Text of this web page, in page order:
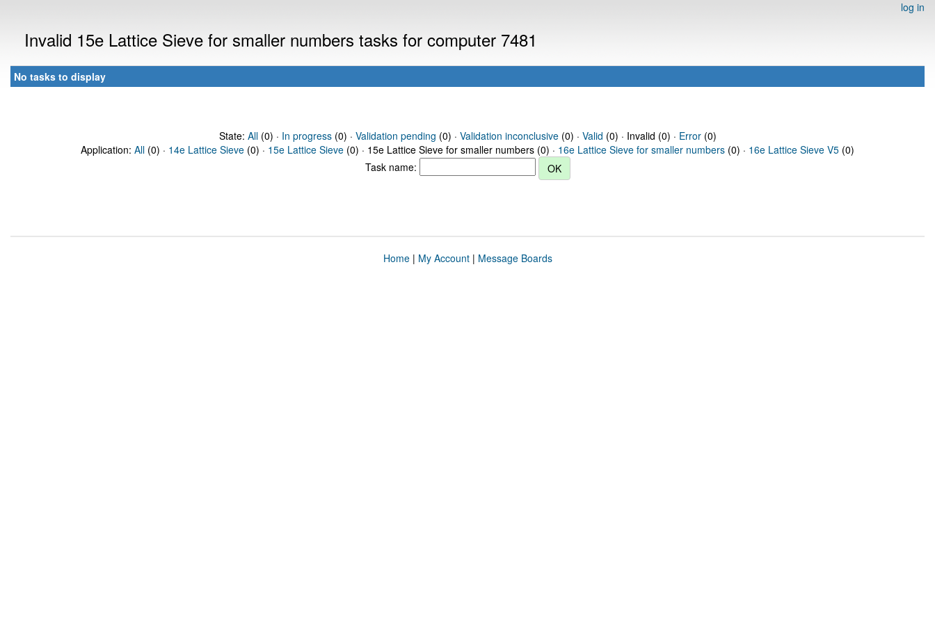
log in
Invalid 15e Lattice Sieve for smaller numbers tasks for computer 7481
No tasks to display
State: All(0) · In progress(0) · Validation pending (0) · Validation inconclusive(0) · Valid (0) · Invalid (0) · Error(0)
Application: All (0) · 14e Lattice Sieve (0) · 15e Lattice Sieve (0) · 15e Lattice Sieve for smaller numbers (0) · 16e Lattice Sieve for smaller numbers (0) · 16e Lattice Sieve V5 (0)
Task name:
Home| My Account| Message Boards